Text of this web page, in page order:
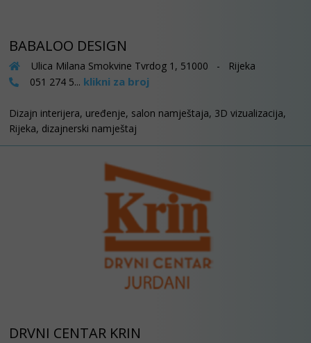
BABALOO DESIGN
Ulica Milana Smokvine Tvrdog 1, 51000 - Rijeka
051 274 5... klikni za broj
Dizajn interijera, uređenje, salon namještaja, 3D vizualizacija,
Rijeka, dizajnerski namještaj
DRVNI CENTAR KRIN